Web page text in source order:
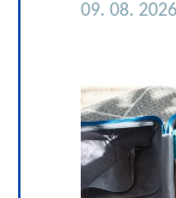
09. 08.